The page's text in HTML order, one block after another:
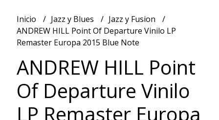
Inicio Jazz y Blues
Jazz y Fusion
ANDREW HILL Point Of Departure Vinilo LP
Remaster Europa 2015 Blue Note
ANDREW HILL Point
Of Departure Vinilo
LP Remaster Europa